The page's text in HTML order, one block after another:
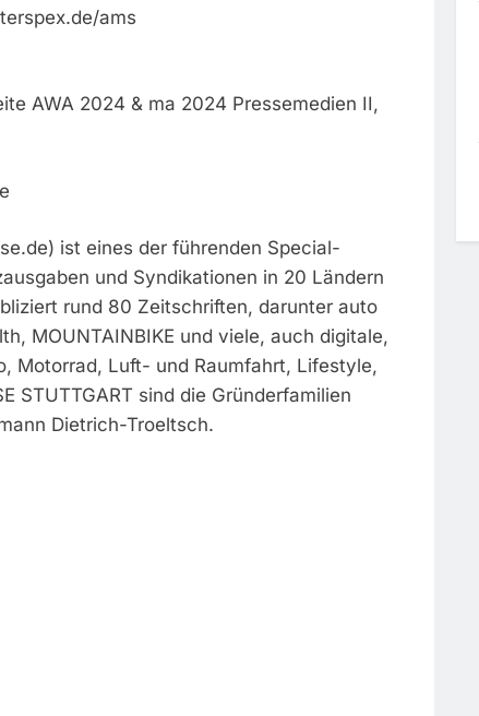
ams
AWA 2024 & ma 2024 Pressemedien II,
ist eines der führenden Special-
und Syndikationen in 20 Ländern
rund 80 Zeitschriften, darunter auto
MOUNTAINBIKE und viele, auch digitale,
Motorrad, Luft- und Raumfahrt, Lifestyle,
STUTTGART sind die Gründerfamilien
Dietrich-Troeltsch.